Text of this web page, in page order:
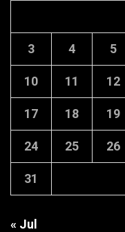
3 4 5
10 11 12
17 18 19
24 25 26
31
« Jul